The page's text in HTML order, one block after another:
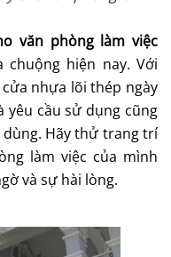
văn phòng làm việc
hiện nay. Với
nhựa lõi thép ngày
yêu cầu sử dụng cũng
Hãy thử trang trí
làm việc của mình
và sự hài lòng.